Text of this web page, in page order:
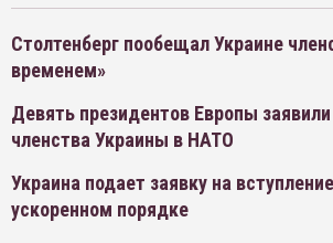
Столтенберг пообещал Украине
временем»
Девять президентов Европы
членства Украины в НАТО
Украина подает заявку на
ускоренном порядке